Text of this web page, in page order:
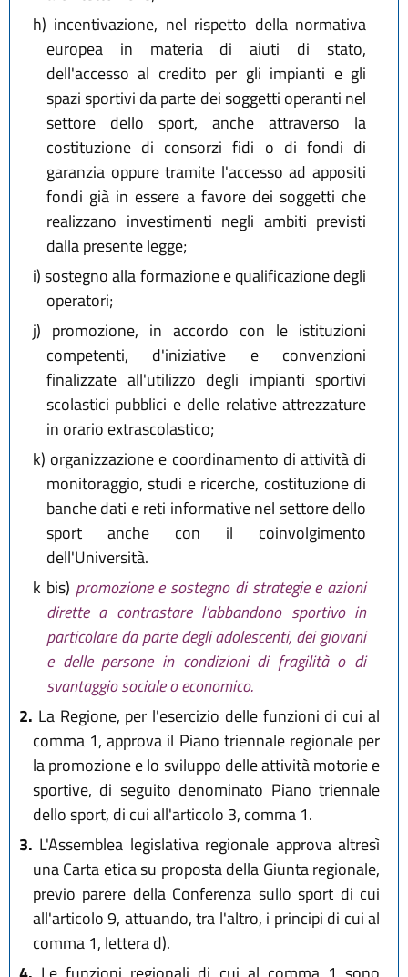
h) incentivazione, nel rispetto della normativa
europea in materia di aiuti di stato,
dell'accesso al credito per gli impianti e gli
spazi sportivi da parte dei soggetti operanti nel
settore dello sport, anche attraverso la
costituzione di consorzi fidi o di fondi di
garanzia oppure tramite l'accesso ad appositi
fondi già in essere a favore dei soggetti che
realizzano investimenti negli ambiti previsti
dalla presente legge;
i)sostegno alla formazione e qualificazione degli
operatori;
j) promozione, in accordo con le istituzioni
competenti, d'iniziative e convenzioni
finalizzate all'utilizzo degli impianti sportivi
scolastici pubblici e delle relative attrezzature
in orario extrascolastico;
k) organizzazione e coordinamento di attività di
monitoraggio, studi e ricerche, costituzione di
banche dati e reti informative nel settore dello
sport anche con il coinvolgimento
dell'Università.
k bis) promozione e sostegno di strategie e azioni
dirette a contrastare l’abbandono sportivo in
particolare da parte degli adolescenti, dei giovani
e delle persone in condizioni di fragilità o di
svantaggio sociale o economico.
2. La Regione, per l'esercizio delle funzioni di cui al
comma 1, approva il Piano triennale regionale per
la promozione e lo sviluppo delle attività motorie e
sportive, di seguito denominato Piano triennale
dello sport, di cui all'articolo 3, comma 1.
3. L'Assemblea legislativa regionale approva altresì
una Carta etica su proposta della Giunta regionale,
previo parere della Conferenza sullo sport di cui
all'articolo 9, attuando, tra l'altro, i principi di cui al
comma 1, lettera d).